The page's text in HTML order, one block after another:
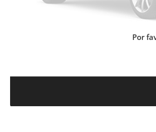
Por